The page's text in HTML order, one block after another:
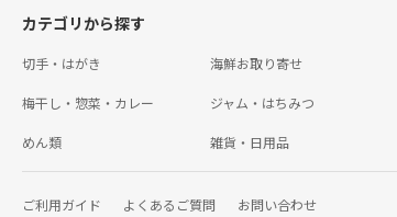
カテゴリから探す
切手・はがき 海鮮お取り寄せ
梅干し・惣菜・カレー ジャム・はちみつ
めん類 雑貨・日用品
ご利用ガイド よくあるご質問 お問い合わせ